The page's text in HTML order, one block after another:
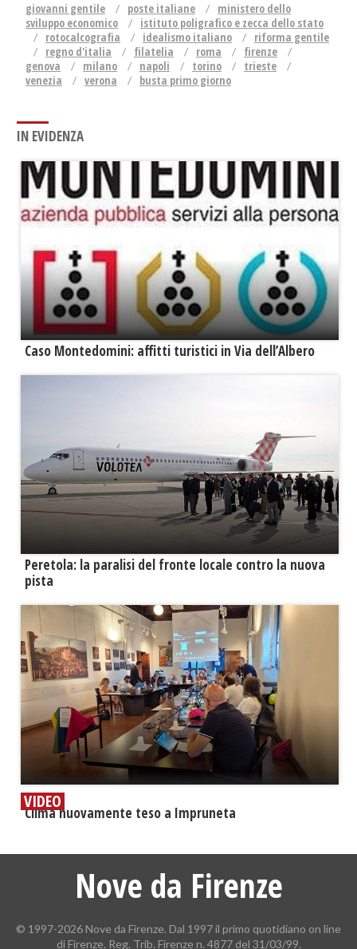
giovanni gentile poste italiane
ministero dello
sviluppo economico
istituto poligrafico e zecca dello stato
rotocalcografia
idealismo italiano
riforma gentile
regno d'italia
filatelia roma
firenze
genova
milano napoli torino
trieste
venezia
verona busta primo giorno
IN EVIDENZA
Caso Montedomini: affitti turistici in Via dell’Albero
Peretola: la paralisi del fronte locale contro la nuova
pista
VIDEO
​Clima nuovamente teso a Impruneta
Nove da Firenze
© 1997-2026 Nove da Firenze. Dal 1997 il primo quotidiano on line
di Firenze. Reg. Trib. Firenze n. 4877 del 31/03/99.